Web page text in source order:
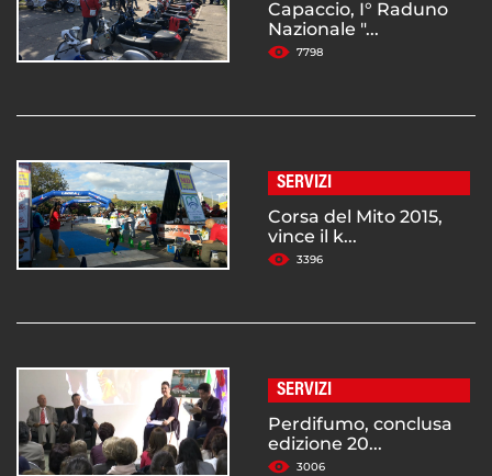
Capaccio, I° Raduno
Nazionale "...
7798
SERVIZI
Corsa del Mito 2015,
vince il k...
3396
SERVIZI
Perdifumo, conclusa
edizione 20...
3006